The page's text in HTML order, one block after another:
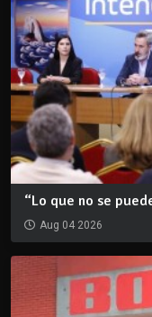
“Lo que no se
Aug 04 2026